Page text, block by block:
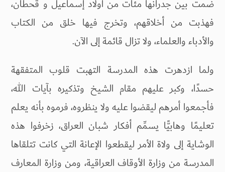
ضمت بين جدرانها مئات من أولاد إسماعيل و قحطان،
فهذبت من أخلاقهم، وتخرج فيها خلق من الكتاب
والأدباء والعلماء، ولا تزال قائمة إلى الآن.
ولما ازدهرت هذه المدرسة التهبت قلوب المتفقهة
حسدًا، وكبر عليهم مقام الشيخ وتذكيره بآيات الله،
فأجمعوا أمرهم ليقضوا عليه ولا ينظروه، فرموه بأنه يعلم
تعليمًا وهابيًّا يسمِّم أفكار شبان العراق، زخرفوا هذه
الوشاية إلى ولاة الأمر ليقطعوا الإعانة التي كانت تتلقاها
المدرسة من وزارة الأوقاف العراقية، ومن وزارة المعارف